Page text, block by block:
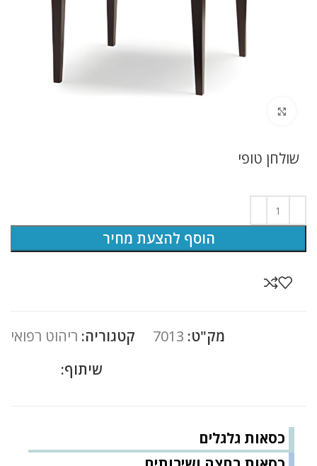
כסאות גלגלים
שולחן טופי
הוסף להצעת מחיר
מק"ט: 7013 קטגוריה: ריהוט רפואי
שיתוף: